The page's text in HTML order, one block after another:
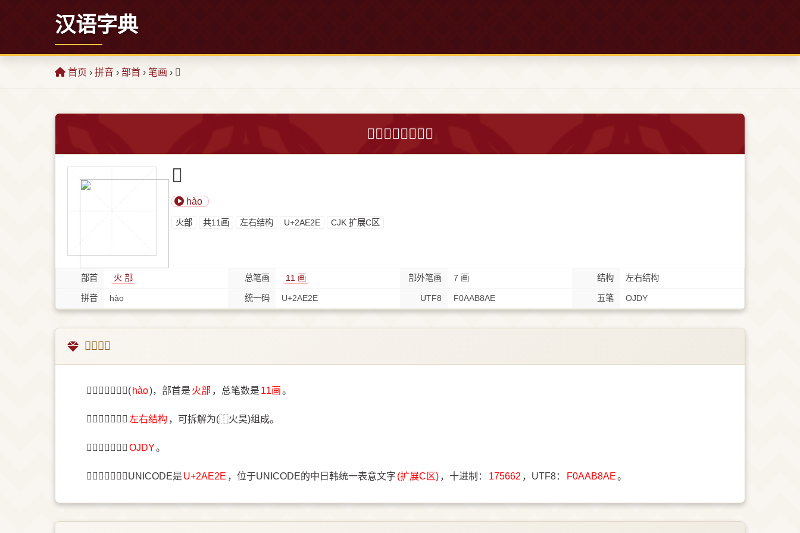
汉语字典
首页 › 拼音 › 部首 › 笔画 › 𪸮
𪸮字的意思和解释
𪸮
hào
⽕部 共11画 左右结构 U+2AE2E CJK 扩展C区
部首 ⽕ 部 总笔画 11 画 部外笔画 7 画 结构 左右结构
拼音 hào 统一码 U+2AE2E UTF8 F0AAB8AE 五笔 OJDY
𪸮字概述
〔𪸮〕字拼音是( hào)，部首是 ⽕部 ，总笔数是 11画。
〔𪸮〕字结构是 左右结构 ，可拆解为(⿰火旲)组成。
〔𪸮〕字五笔是 OJDY。
〔𪸮〕字统一码UNICODE是 U+2AE2E ，位于UNICODE的中日韩统一表意文字 (扩展C区) ，十进制： 175662 ，UTF8： F0AAB8AE。